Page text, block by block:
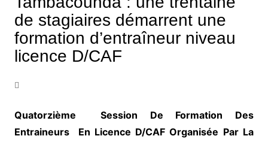
de stagiaires démarrent une
formation d’entraîneur niveau
licence D/CAF
Quatorzième Session De Formation Des
Entraineurs En Licence D/CAF Organisée Par La